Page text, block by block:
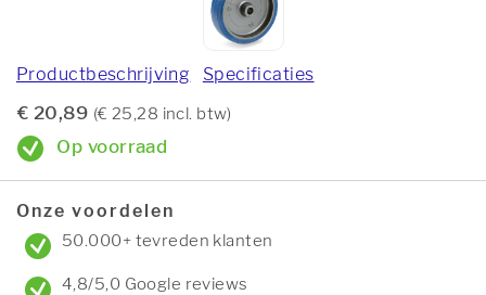
Productbeschrijving Specificaties
€ 20,89 (€ 25,28 incl. btw)
Op voorraad
Onze voordelen
50.000+ tevreden klanten
4,8/5,0 Google reviews